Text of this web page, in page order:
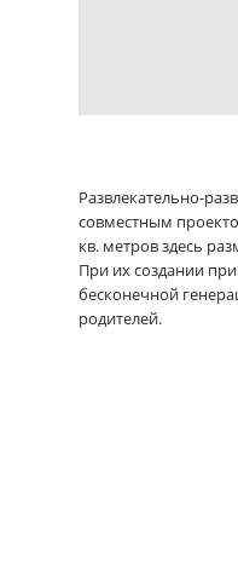
Развлекательно-
совместным
кв. метров здесь
При их создании
бесконечной
родителей.